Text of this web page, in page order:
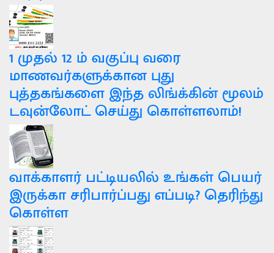
1 முதல் 12 ம் வகுப்பு வரை
மாணவர்களுக்கான புது
புத்தகங்களை இந்த லிங்க்கின் மூலம்
டவுன்லோட் செய்து கொள்ளலாம்!
வாக்காளர் பட்டியலில் உங்கள் பெயர்
இருக்கா சரிபார்ப்பது எப்படி? தெரிந்து
கொள்ள